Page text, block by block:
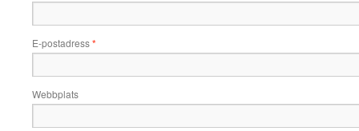
E-postadress*
Webbplats